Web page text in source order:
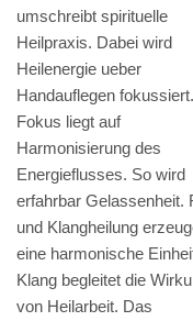
umschreibt spirituelle
Heilpraxis. Dabei wird
Heilenergie ueber
Handauflegen
Fokus liegt auf
Harmonisierung des
Energieflusses. So wird
erfahrbar Gelassenheit.
und Klangheilung
eine harmonische
Klang begleitet die
von Heilarbeit. Das